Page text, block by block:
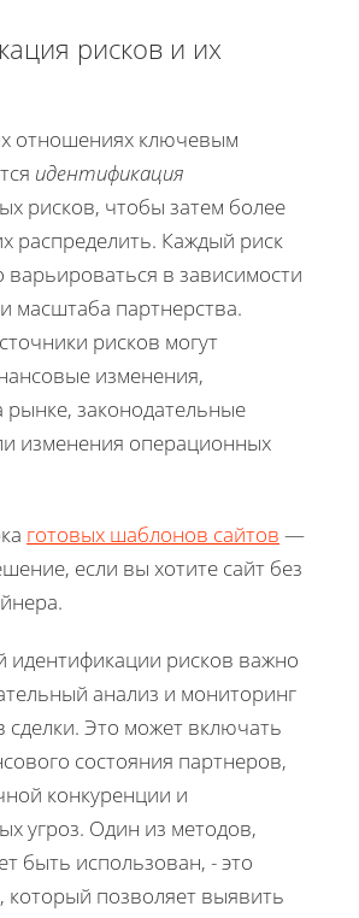
рисков и их
отношениях ключевым
идентификация
рисков, чтобы затем более
распределить. Каждый риск
варьироваться в зависимости
масштаба партнерства.
рисков могут
изменения,
рынке, законодательные
изменения операционных
готовых шаблонов сайтов —
если вы хотите сайт без
идентификации рисков важно
анализ и мониторинг
сделки. Это может включать
состояния партнеров,
конкуренции и
угроз. Один из методов,
быть использован, - это
который позволяет выявить